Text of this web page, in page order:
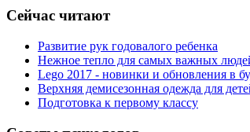
Сейчас читают
Развитие рук годовалого ребенка
Нежное тепло для самых важных
Lego 2017 - новинки и обновления в
Верхняя демисезонная одежда для
Подготовка к первому классу